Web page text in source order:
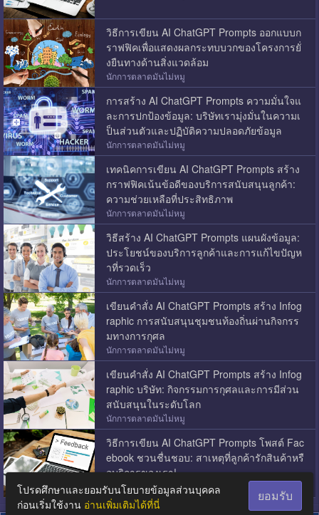
วิธีการเขียน AI ChatGPT Prompts ออกแบบก
ราฟฟิคเพื่อแสดงผลกระทบบวกของโครงการยั่
งยืนทางด้านสิ่งแวดล้อม
นักการตลาดมันไม่หมู
การสร้าง AI ChatGPT Prompts ความมั่นใจแ
ละการปกป้องข้อมูล: บริษัทเรามุ่งมั่นในความเ
ป็นส่วนตัวและปฏิบัติความปลอดภัยข้อมูล
นักการตลาดมันไม่หมู
เทคนิคการเขียน AI ChatGPT Prompts สร้าง
กราฟฟิคเน้นข้อดีของบริการสนับสนุนลูกค้า:
ความช่วยเหลือที่ประสิทธิภาพ
นักการตลาดมันไม่หมู
วิธีสร้าง AI ChatGPT Prompts แผนผังข้อมูล:
ประโยชน์ของบริการลูกค้าและการแก้ไขปัญห
าที่รวดเร็ว
นักการตลาดมันไม่หมู
เขียนคำสั่ง AI ChatGPT Prompts สร้าง Infog
raphic การสนับสนุนชุมชนท้องถิ่นผ่านกิจกรร
มทางการกุศล
นักการตลาดมันไม่หมู
เขียนคำสั่ง AI ChatGPT Prompts สร้าง Infog
raphic บริษัท: กิจกรรมการกุศลและการมีส่วน
สนับสนุนในระดับโลก
นักการตลาดมันไม่หมู
วิธีการเขียน AI ChatGPT Prompts โพสต์ Fac
ebook ชวนชื่นชอบ: สาเหตุที่ลูกค้ารักสินค้าหรื
อบริการของเรา!
นักการตลาดมันไม่หมู
โปรดศึกษาและยอมรับนโยบายข้อมูลส่วนบุคคล
ก่อนเริ่มใช้งาน อ่านเพิ่มเติมได้ที่นี่
ยอมรับ